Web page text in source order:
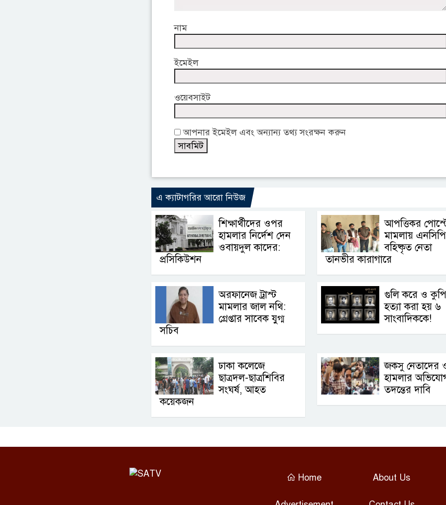
নাম
ইমেইল
ওয়েবসাইট
আপনার ইমেইল এবং অন্যান্য তথ্য সংরক্ষন করুন
এ ক্যাটাগরির আরো নিউজ
শিক্ষার্থীদের ওপর
হামলার নির্দেশ দেন
ওবায়দুল কাদের:
প্রসিকিউশন
আপত্তিকর
মামলায়
বহিষ্কৃত নেতা
তানভীর কারাগারে
অরফানেজ ট্রাস্ট
মামলার জাল নথি:
গ্রেপ্তার সাবেক যুগ্ম
সচিব
গুলি করে ও
হত্যা করা হয় ৬
সাংবাদিককে!
ঢাকা কলেজে
ছাত্রদল-ছাত্রশিবির
সংঘর্ষ, আহত
কয়েকজন
জকসু নেতাদের
হামলার
তদন্তের দাবি
Home About Us